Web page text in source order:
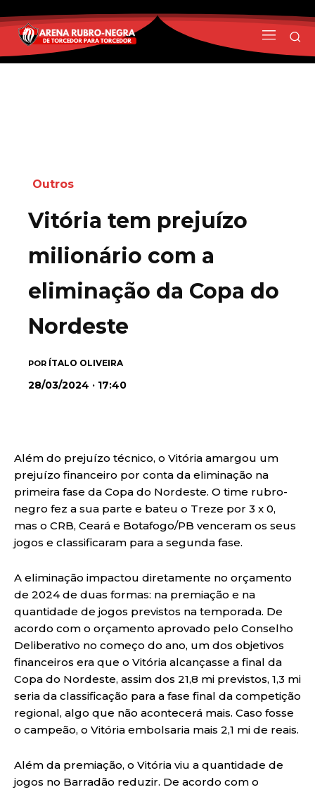
Outros
Vitória tem prejuízo
milionário com a
eliminação da Copa do
Nordeste
POR ÍTALO OLIVEIRA
28/03/2024 · 17:40
Além do prejuízo técnico, o Vitória amargou um
prejuízo financeiro por conta da eliminação na
primeira fase da Copa do Nordeste. O time rubro-
negro fez a sua parte e bateu o Treze por 3 x 0,
mas o CRB, Ceará e Botafogo/PB venceram os seus
jogos e classificaram para a segunda fase.
A eliminação impactou diretamente no orçamento
de 2024 de duas formas: na premiação e na
quantidade de jogos previstos na temporada. De
acordo com o orçamento aprovado pelo Conselho
Deliberativo no começo do ano, um dos objetivos
financeiros era que o Vitória alcançasse a final da
Copa do Nordeste, assim dos 21,8 mi previstos, 1,3 mi
seria da classificação para a fase final da competição
regional, algo que não acontecerá mais. Caso fosse
o campeão, o Vitória embolsaria mais 2,1 mi de reais.
Além da premiação, o Vitória viu a quantidade de
jogos no Barradão reduzir. De acordo com o